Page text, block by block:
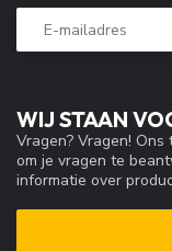
WIJ STAAN
Vragen? Vragen!
om je vragen te
informatie over